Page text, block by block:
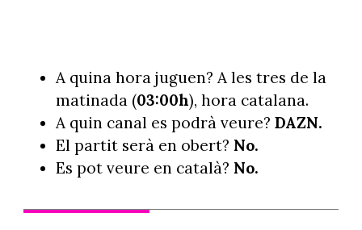
A quina hora juguen? A les tres de la
matinada (03:00h), hora catalana.
A quin canal es podrà veure? DAZN.
El partit serà en obert? No.
Es pot veure en català? No.